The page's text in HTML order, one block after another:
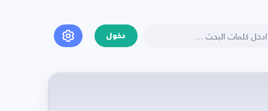
دخول